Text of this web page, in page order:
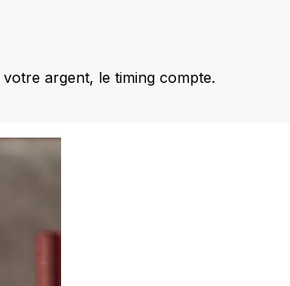
votre argent, le timing compte.